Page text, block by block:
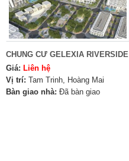
CHUNG CƯ GELEXIA RIVERSIDE
Giá: Liên hệ
Vị trí: Tam Trinh, Hoàng Mai
Bàn giao nhà: Đã bàn giao